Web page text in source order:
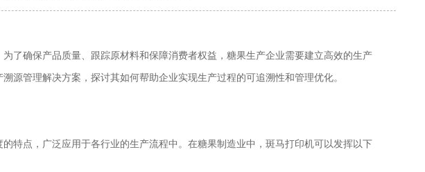
了确保产品质量、跟踪原材料和保障消费者权益，糖果生产企业需要建立高效的生产
源管理解决方案，探讨其如何帮助企业实现生产过程的可追溯性和管理优化。
特点，广泛应用于各行业的生产流程中。在糖果制造业中，斑马打印机可以发挥以下